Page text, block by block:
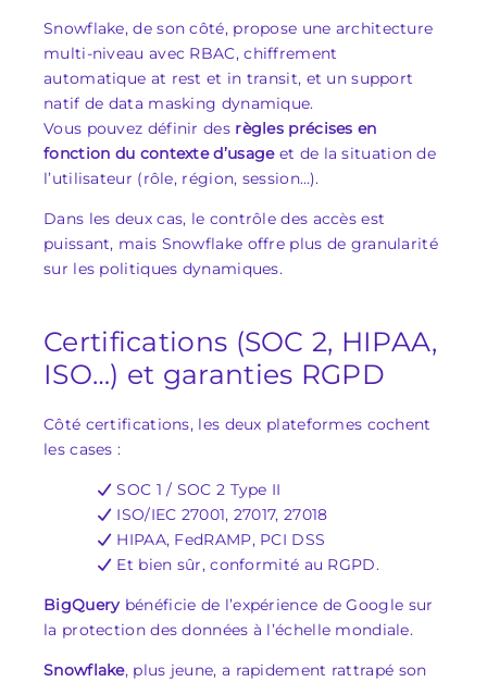
Snowflake, de son côté, propose une architecture
multi-niveau avec RBAC, chiffrement
automatique at rest et in transit, et un support
natif de data masking dynamique.
Vous pouvez définir des règles précises en
fonction du contexte d’usageet de la situation de
l’utilisateur (rôle, région, session…).
Dans les deux cas, le contrôle des accès est
puissant, mais Snowflake offre plus de granularité
sur les politiques dynamiques.
Certifications (SOC 2, HIPAA,
ISO…) et garanties RGPD
Côté certifications, les deux plateformes cochent
les cases :
SOC 1 / SOC 2 Type II
ISO/IEC 27001, 27017, 27018
HIPAA, FedRAMP, PCI DSS
Et bien sûr, conformité au RGPD.
BigQuery bénéficie de l’expérience de Google sur
la protection des données à l’échelle mondiale.
Snowflake, plus jeune, a rapidement rattrapé son